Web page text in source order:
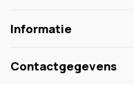
Informatie
Contactgegevens